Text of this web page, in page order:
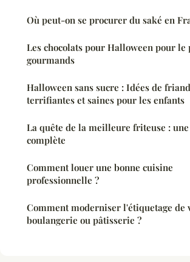
Où peut-on se procurer du saké en
Les chocolats pour Halloween pour
gourmands
Halloween sans sucre : Idées de
terrifiantes et saines pour les enfants
La quête de la meilleure friteuse : une
complète
Comment louer une bonne cuisine
professionnelle ?
Comment moderniser l'étiquetage de
boulangerie ou pâtisserie ?